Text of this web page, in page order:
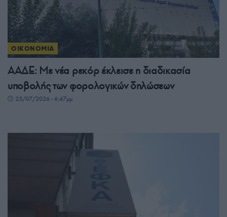
ΟΙΚΟΝΟΜΙΑ
ΑΑΔΕ: Με νέα ρεκόρ έκλεισε η διαδικασία
υποβολής των φορολογικών δηλώσεων
25/07/2026 - 6:47μμ